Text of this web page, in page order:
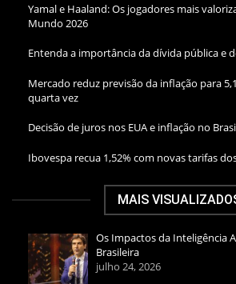
Yamal e Haaland: Os jogadores mais
Mundo 2026
Entenda a importância da dívida pública e
Mercado reduz previsão da inflação para
quarta vez
Decisão de juros nos EUA e inflação no
Ibovespa recua 1,52% com novas tarifas
MAIS
Os Impactos da Inteligência
Brasileira
julho 24, 2026